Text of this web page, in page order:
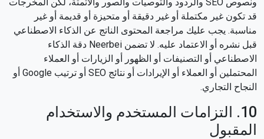
قد تكون غير مكتملة أو غير دقيقة أو متحيزة أو قديمة أو غير
مناسبة. يجب عليك مراجعة المحتوى الناتج عن الذكاء الاصطناعي
قبل نشره أو الاعتماد عليه. لا تضمن Neerbei دقة الذكاء
الاصطناعي أو التصنيفات أو الظهور أو الزيارات أو العملاء
المحتملين أو العملاء أو الإيرادات أو نتائج SEO أو ترتيب Google أو
النجاح التجاري.
10. التزامات المستخدم والاستخدام
المقبول